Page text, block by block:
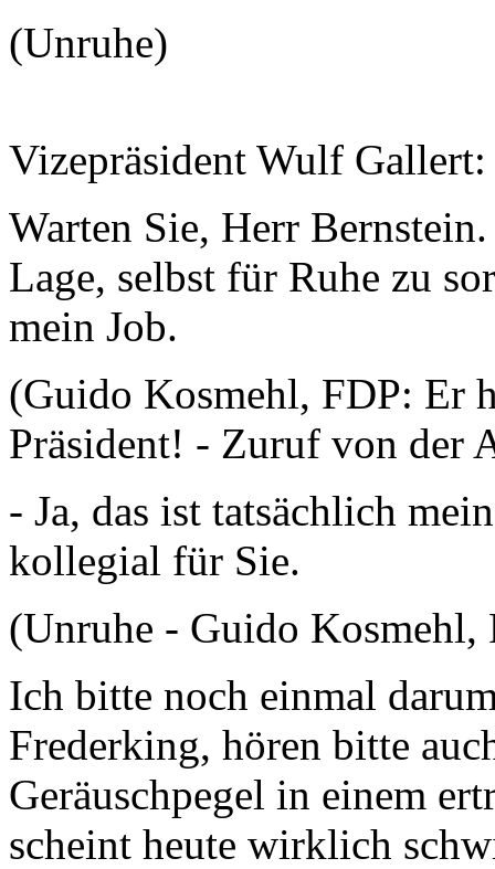
(Unruhe)
Vizepräsident Wulf
Warten Sie, Herr
Lage, selbst für Ruhe zu
mein Job.
(Guido Kosmehl, FDP: Er
Präsident! - Zuruf von der
- Ja, das ist tatsächlich
kollegial für Sie.
(Unruhe - Guido
Ich bitte noch einmal
Frederking, hören bitte
Geräuschpegel in einem
scheint heute wirklich